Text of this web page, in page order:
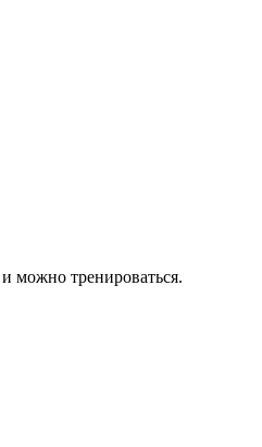
можно тренироваться.